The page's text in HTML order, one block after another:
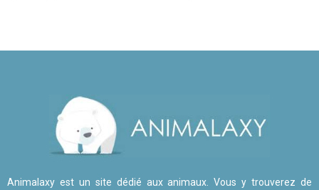
Animalaxy est un site dédié aux animaux. Vous y trouverez de